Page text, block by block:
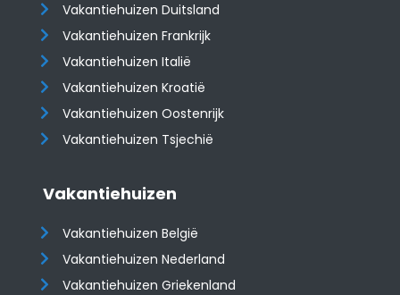
Vakantiehuizen Duitsland
Vakantiehuizen Frankrijk
Vakantiehuizen Italië
Vakantiehuizen Kroatië
​​​​​​​Vakantiehuizen Oostenrijk
Vakantiehuizen Tsjechië
Vakantiehuizen
Vakantiehuizen België
Vakantiehuizen Nederland
Vakantiehuizen Griekenland